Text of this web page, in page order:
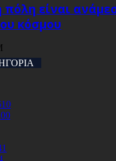
πόλη είναι
κόσμου